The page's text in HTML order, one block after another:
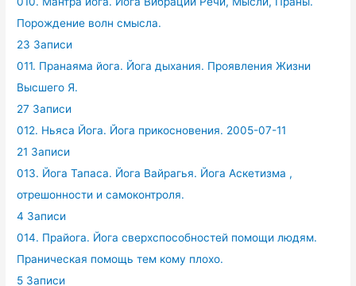
Порождение волн смысла.
23 Записи
011. Пранаяма йога. Йога дыхания. Проявления Жизни
Высшего Я.
27 Записи
012. Ньяса Йога. Йога прикосновения. 2005-07-11
21 Записи
013. Йога Тапаса. Йога Вайрагья. Йога Аскетизма ,
отрешонности и самоконтроля.
4 Записи
014. Прайога. Йога сверхспособностей помощи людям.
Праническая помощь тем кому плохо.
5 Записи